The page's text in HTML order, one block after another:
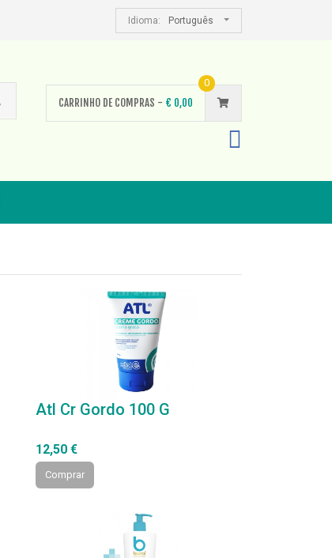
Idioma: Português
CARRINHO DE COMPRAS - € 0,00
0
Atl Cr Gordo 100 G
12,50 €
Comprar